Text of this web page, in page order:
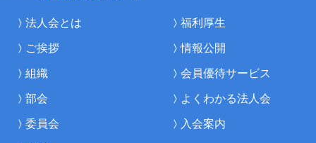
法人会とは
ご挨拶
組織
部会
委員会
福利厚生
情報公開
会員優待サービス
よくわかる法人会
入会案内